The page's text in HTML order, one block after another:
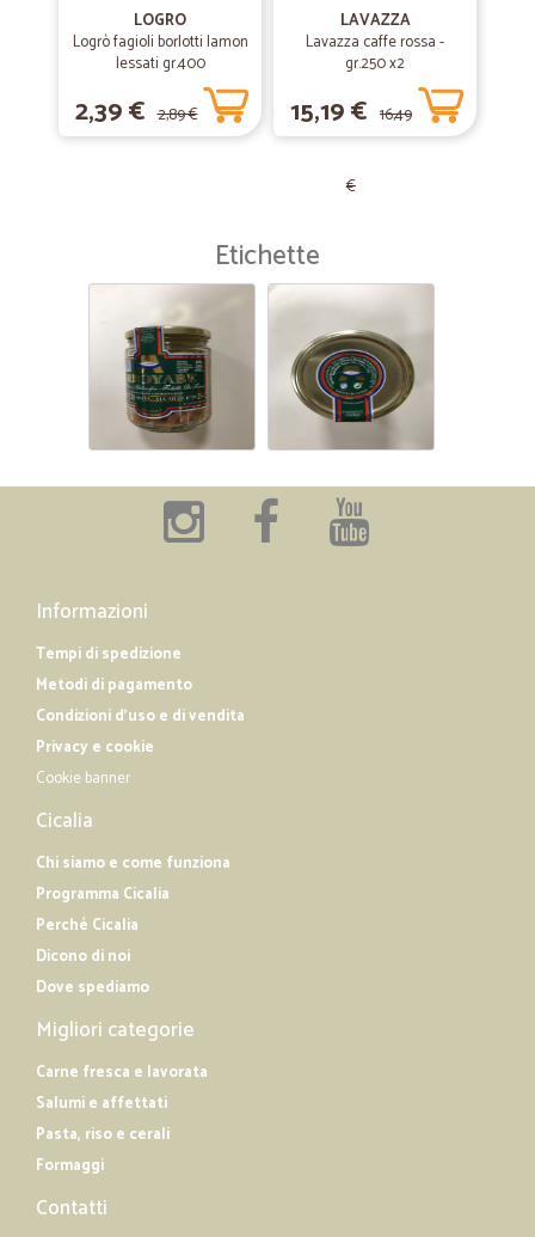
LOGRO
Logrò fagioli borlotti lamon
lessati gr.400
2,39 € 2,89 €
LAVAZZA
Lavazza caffe rossa -
gr.250 x2
15,19 € 16,49
€
Etichette
Informazioni
Tempi di spedizione
Metodi di pagamento
Condizioni d'uso e di vendita
Privacy e cookie
Cookie banner
Cicalia
Chi siamo e come funziona
Programma Cicalia
Perché Cicalia
Dicono di noi
Dove spediamo
Migliori categorie
Carne fresca e lavorata
Salumi e affettati
Pasta, riso e cerali
Formaggi
Contatti